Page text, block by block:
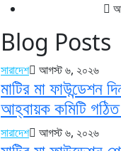
Blog Posts
সারাদেশ আগস্ট ৬, ২০২৬
মাটির মা ফাউন্ডেশন
আহ্বায়ক কমিটি
সারাদেশ আগস্ট ৬, ২০২৬